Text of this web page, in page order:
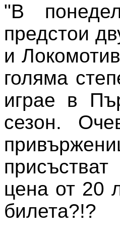
"В
предстои
и
голяма
играе в
сезон.
цена от 20
билета?!?